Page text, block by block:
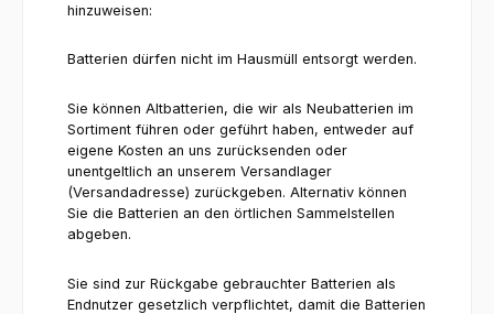
hinzuweisen:
Batterien dürfen nicht im Hausmüll entsorgt werden.
Sie können Altbatterien, die wir als Neubatterien im
Sortiment führen oder geführt haben, entweder auf
eigene Kosten an uns zurücksenden oder
unentgeltlich an unserem Versandlager
(Versandadresse) zurückgeben. Alternativ können
Sie die Batterien an den örtlichen Sammelstellen
abgeben.
Sie sind zur Rückgabe gebrauchter Batterien als
Endnutzer gesetzlich verpflichtet, damit die Batterien